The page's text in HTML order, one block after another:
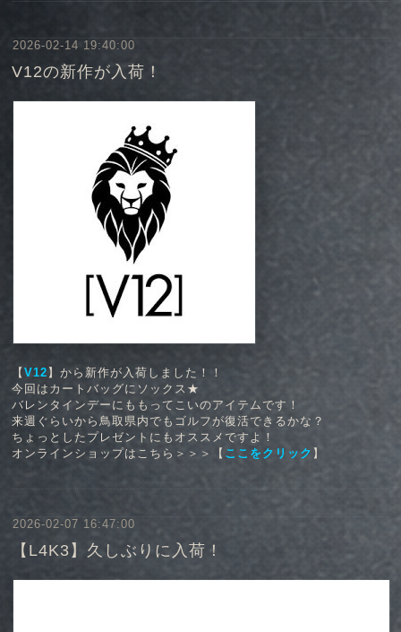
2026-02-14 19:40:00
V12の新作が入荷！
【V12 】から新作が入荷しました！！
今回はカートバッグにソックス★
バレンタインデーにももってこいのアイテムです！
来週ぐらいから鳥取県内でもゴルフが復活できるかな？
ちょっとしたプレゼントにもオススメですよ！
オンラインショップはこちら＞＞＞【 ここをクリック 】
2026-02-07 16:47:00
【L4K3】久しぶりに入荷！